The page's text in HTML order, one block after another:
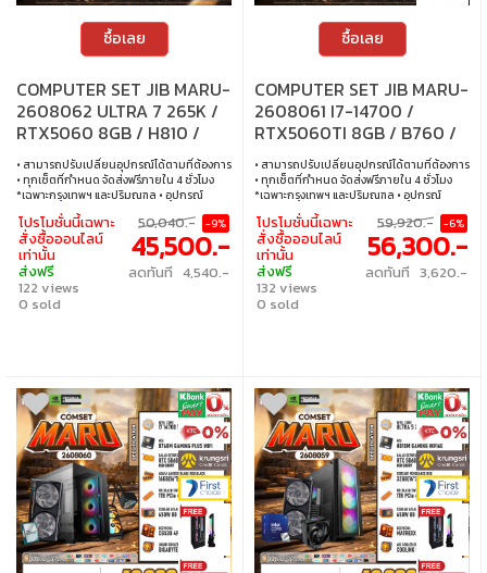
ซื้อเลย
COMPUTER SET JIB MARU-
2608062 ULTRA 7 265K /
RTX5060 8GB / H810 /
16GB DDR5 / M.2 1TB
• สามารถปรับเปลี่ยนอุปกรณ์ได้ตามที่ต้องการ
• ทุกเซ็ตที่กำหนด จัดส่งฟรีภายใน 4 ชั่วโมง
*เฉพาะกรุงเทพฯ และปริมณฑล • อุปกรณ์
คอมพิวเตอร์เสียภายใน 30 วัน นับจากวันซื้อ
เปลี่ยนอุปกรณ์คอมพิวเตอร์ใหม่ให้ทันที
ภายใน 24 ชั่วโมง เฉพาะซื้อผ่าน JIB Online
เท่านั้น (เงื่อนไขเป็นไปตามที่กำหนด) • ผ่อน
สบายๆ 0% นาน 10 เดือน ทุกเซ็ต • บริการ
ซ่อมและตรวจเช็คอาการ ฟรี! ได้ที่เจไอบีกว่า 140
สาขา ทั่วประเทศ
โปรโมชั่นนี้เฉพาะ
สั่งซื้อออนไลน์
เท่านั้น
ส่งฟรี
122 views
0 sold
50,040.- -9%
45,500.-
ลดทันที 4,540.-
ซื้อเลย
COMPUTER SET JIB MARU-
2608061 I7-14700 /
RTX5060TI 8GB / B760 /
32GB DDR5 / M.2 1TB
• สามารถปรับเปลี่ยนอุปกรณ์ได้ตามที่ต้องการ
• ทุกเซ็ตที่กำหนด จัดส่งฟรีภายใน 4 ชั่วโมง
*เฉพาะกรุงเทพฯ และปริมณฑล • อุปกรณ์
คอมพิวเตอร์เสียภายใน 30 วัน นับจากวันซื้อ
เปลี่ยนอุปกรณ์คอมพิวเตอร์ใหม่ให้ทันที
ภายใน 24 ชั่วโมง เฉพาะซื้อผ่าน JIB Online
เท่านั้น (เงื่อนไขเป็นไปตามที่กำหนด) • ผ่อน
สบายๆ 0% นาน 10 เดือน ทุกเซ็ต • บริการ
ซ่อมและตรวจเช็คอาการ ฟรี! ได้ที่เจไอบีกว่า 140
สาขา ทั่วประเทศ
โปรโมชั่นนี้เฉพาะ
สั่งซื้อออนไลน์
เท่านั้น
ส่งฟรี
132 views
0 sold
59,920.- -6%
56,300.-
ลดทันที 3,620.-